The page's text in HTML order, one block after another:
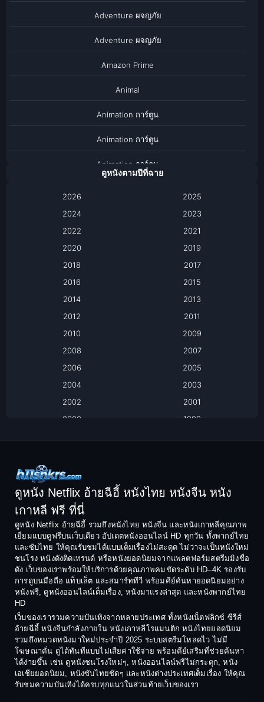
Adventure ผจญภัย
Adventure ผจญภัย
Amazon Prime
Animal
Animation การ์ตูน
Animation การ์ตูน
Animation การ์ตูน
Based on a True Story เรื่องจริง
Based on a True Story เรื่องจริง
Comedy ตลก
Coming-of-age ชีวิตวัยรุ่น
Crime อาชญากรรม
Crime อาชญากรรม
Culture
Dance เต้น
Dark Comedy ตลกร้าย
ดูหนังตามปีที่ฉาย
2026
2025
2024
2023
2022
2021
2020
2019
2018
2017
2016
2015
2014
2013
2012
2011
2010
2009
2008
2007
2006
2005
2004
2003
2002
2001
2000
1999
1994
1992
1991
1990
1988
1987
1986
1985
1984
1983
1982
1981
1980
1978
1974
1973
1972
1971
1970
1969
1968
1964
ดูหนัง Netflix อ้ายฉีอี้ หนังไทย หนังจีน หนัง
เกาหลี ฟรี ที่นี่
ดูหนัง Netflix อ้ายฉีอี้ รวมถึงหนังไทย หนังจีน และหนังเกาหลีคุณภาพ
เยี่ยมแบบดูฟรีบนเว็บเดียว อัปเดตหนังออนไลน์ HD ทุกวัน ทั้งพากย์ไทย
และซับไทย ให้คุณรับชมได้แบบเต็มเรื่องไม่สะดุด ไม่ว่าจะเป็นหนังใหม่
ชนโรง หนังดังติดเทรนด์ หรือหนังยอดนิยมจากแพลตฟอร์มสตรีมมิงชื่อ
ดัง เว็บของเราพร้อมให้บริการด้วยคุณภาพคมชัดระดับ HD–4K รองรับ
การดูบนมือถือ แท็บเล็ต และสมาร์ททีวี พร้อมคีย์ค้นหายอดนิยมอย่าง
หนังฟรี, ดูหนังออนไลน์เต็มเรื่อง, หนังมาแรงล่าสุด และหนังพากย์ไทย
HD
เว็บของเรารวมความบันเทิงจากหลายประเทศ ทั้งหนังเน็ตฟลิกซ์ ซีรีส์
อ้ายฉีอี้ หนังจีนกำลังภายใน หนังเกาหลีโรแมนติก หนังไทยยอดนิยม
รวมถึงหมวดหนังมาใหม่ประจำปี 2025 ระบบสตรีมโหลดไว ไม่มี
โฆษณาคั่น ดูได้ทันทีแบบไม่เสียค่าใช้จ่าย พร้อมคีย์เสริมที่ช่วยค้นหา
ได้ง่ายขึ้น เช่น ดูหนังชนโรงใหม่ๆ, หนังออนไลน์ฟรีไม่กระตุก, หนัง
เอเชียยอดนิยม, หนังซับไทยชัดๆ และหนังต่างประเทศเต็มเรื่อง ให้คุณ
รับชมความบันเทิงได้ครบทุกแนวในส่วนท้ายเว็บของเรา